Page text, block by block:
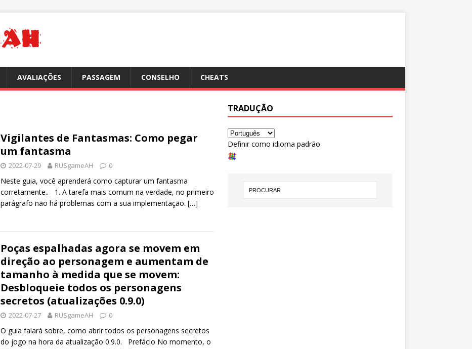
AVALIAÇÕES PASSAGEM CONSELHO CHEATS
Vigilantes de Fantasmas: Como pegar
um fantasma
2022-07-29 RUSgameAH 0
Neste guia, você aprenderá como capturar um fantasma
corretamente.. 1. A tarefa mais comum na verdade, no primeiro
parágrafo não há problemas com a sua implementação. […]
Poças espalhadas agora se movem em
direção ao personagem e aumentam de
tamanho à medida que se movem:
Desbloqueie todos os personagens
secretos (atualizações 0.9.0)
2022-07-27 RUSgameAH 0
O guia falará sobre, como abrir todos os personagens secretos
do jogo na hora da atualização 0.9.0. Prefácio No momento, o
TRADUÇÃO
Definir como idioma padrão